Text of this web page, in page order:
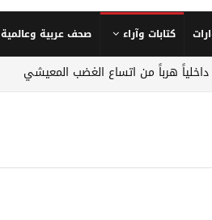
كتابات وآراء صحف عربية وعالمية
هرباً من اتساع الغضب المعيشي